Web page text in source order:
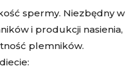
spermy. Niezbędny w
i produkcji nasienia,
plemników.